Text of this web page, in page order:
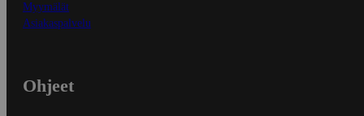
Myymälät
Asiakaspalvelu
Ohjeet